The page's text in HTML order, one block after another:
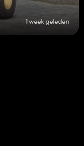
1 week geleden